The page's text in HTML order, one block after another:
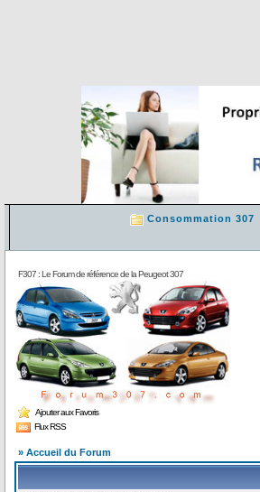
Consommation 307
F307 : Le Forum de référence de la Peugeot 307
Ajouter aux Favoris
Flux RSS
» Accueil du Forum